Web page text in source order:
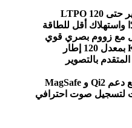
حتى 120
واستهلاك أقل للطاقة
مع زووم بصري قوي
بمعدل 120 إطار
بالتصوير
دعم
و Qi2